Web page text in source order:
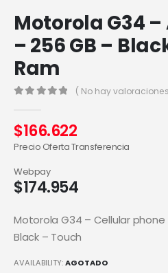
Motorola G34
– 256 GB –
Ram
( No hay
$166.622
Precio Oferta Transferencia
$174.954
Webpay
Motorola G34 – Cellular phone
Black – Touch
AVAILABILITY:AGOTADO